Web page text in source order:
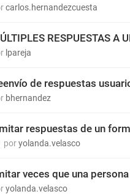
carlos.hernandezcuesta
RESPUESTAS A
lpareja
de respuestas
bhernandez
respuestas de un
poryolanda.velasco
veces que una
yolanda.velasco